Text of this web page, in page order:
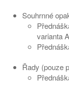
Souhrnné
varianta
Řady (pouze